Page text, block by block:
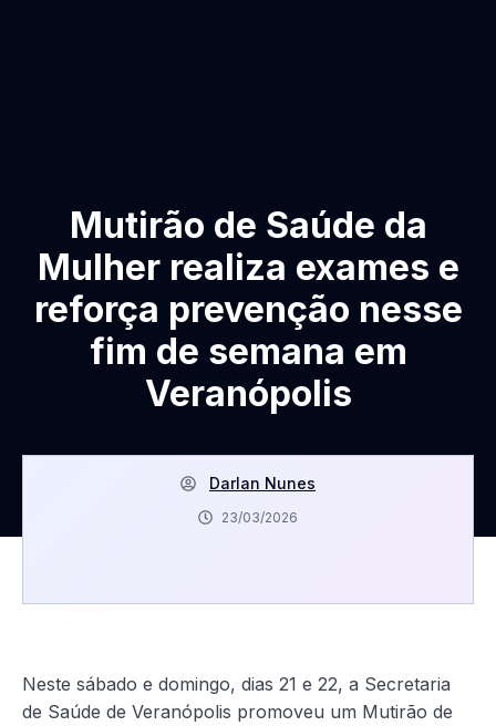
Mutirão de Saúde da
Mulher realiza exames e
reforça prevenção nesse
fim de semana em
Veranópolis
Darlan Nunes
23/03/2026
Neste sábado e domingo, dias 21 e 22, a Secretaria
de Saúde de Veranópolis promoveu um Mutirão de